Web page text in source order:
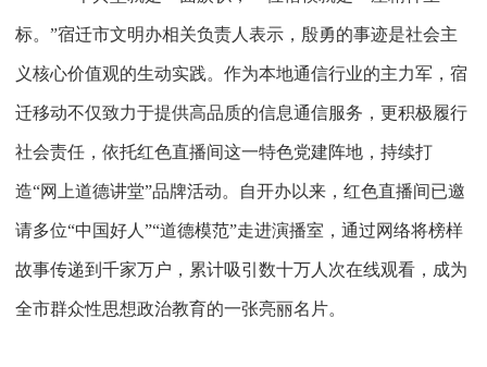
标。”宿迁市文明办相关负责人表示，殷勇的事迹是社会主
义核心价值观的生动实践。作为本地通信行业的主力军，宿
迁移动不仅致力于提供高品质的信息通信服务，更积极履行
社会责任，依托红色直播间这一特色党建阵地，持续打
造“网上道德讲堂”品牌活动。自开办以来，红色直播间已邀
请多位“中国好人”“道德模范”走进演播室，通过网络将榜样
故事传递到千家万户，累计吸引数十万人次在线观看，成为
全市群众性思想政治教育的一张亮丽名片。